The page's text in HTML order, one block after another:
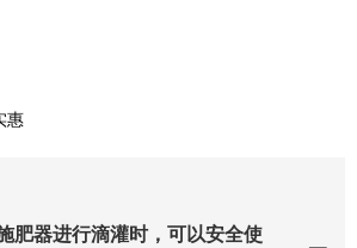
惠
肥器进行滴灌时，可以安全使